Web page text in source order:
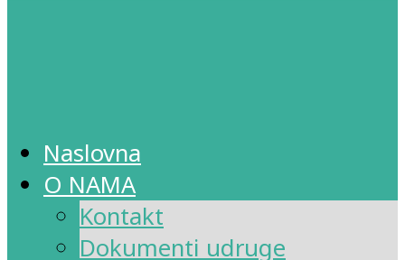
Naslovna
O NAMA
Kontakt
Dokumenti udruge